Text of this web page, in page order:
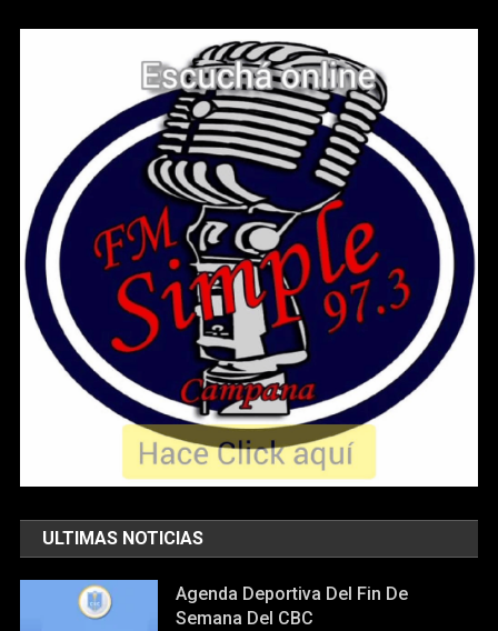
ULTIMAS NOTICIAS
Agenda Deportiva Del Fin De
Semana Del CBC